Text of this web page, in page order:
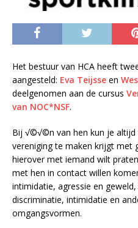
Het bestuur van HCA heeft
aangesteld: Eva Teijsse en
deelgenomen aan de cursus
van NOC*NSF.
Bij √©√©n van hen kun je altijd
vereniging te maken krijgt met
hierover met iemand wilt
met hen in contact willen
intimidatie, agressie en
discriminatie, intimidatie en
omgangsvormen.